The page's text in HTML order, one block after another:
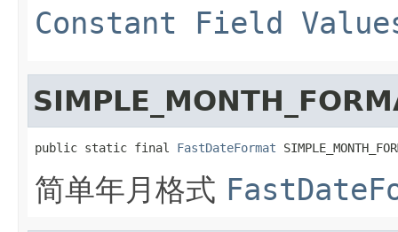
Constant Field
public static final FastDateFormat
简单年月格式